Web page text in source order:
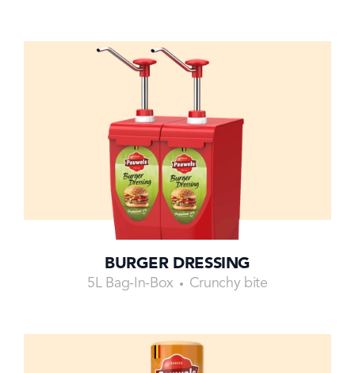
BURGER DRESSING
5L Bag-In-Box Crunchy bite